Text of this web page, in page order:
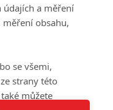
cookies |Pravidla webu
údajích a měření
měření obsahu,
se všemi,
strany této
můžete